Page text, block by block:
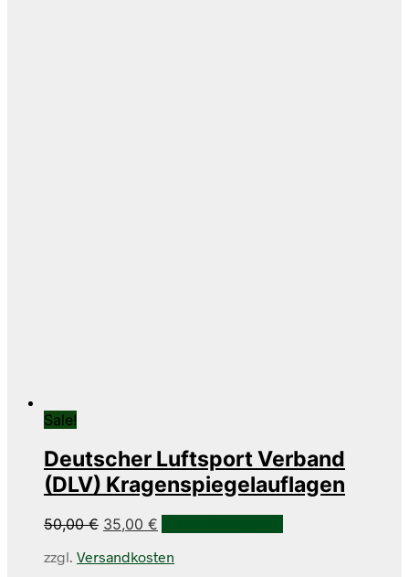
Sale!
Deutscher Luftsport Verband
(DLV) Kragenspiegelauflagen
50,00€ Ursprünglicher
war:
35,00 €
ist:
zzgl. Versandkosten